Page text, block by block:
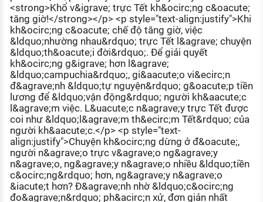
NHÂN SỰ
TUYỂN DỤNG VIỆC LÀM
<strong>Khổ v&igrave; trực Tết kh&ocirc;ng c&oacute;
tăng giờ!</strong></p> <p style="text-align:justify">Khi
kh&ocirc;ng c&oacute; chế độ tăng giờ, việc
&ldquo;nhường nhau&rdquo; trực Tết l&agrave; chuyện
&ldquo;th&oacute;i đời&rdquo;. Để giải quyết
kh&ocirc;ng g&igrave; hơn l&agrave;
&ldquo;campuchia&rdquo;, gi&aacute;o vi&ecirc;n
đ&agrave;nh &ldquo;tự nguyện&rdquo; g&oacute;p tiền
lương để &ldquo;vận động&rdquo; người kh&aacute;c
l&agrave;m việc. L&uacute;c n&agrave;y trực Tết được
coi như &ldquo;l&agrave;m th&ecirc;m Tết&rdquo; của
người kh&aacute;c.</p> <p style="text-
align:justify">Chuyện kh&ocirc;ng dừng ở đ&oacute;,
người n&agrave;o trực v&agrave;o ng&agrave;y
n&agrave;o, ng&agrave;y n&agrave;o nhiều &ldquo;tiền
c&ocirc;ng&rdquo; hơn, ng&agrave;y n&agrave;o
&iacute;t hơn? Đ&agrave;nh nhờ &ldquo;c&ocirc;ng
đo&agrave;n&rdquo; ph&acirc;n xử, đơn giản nhất